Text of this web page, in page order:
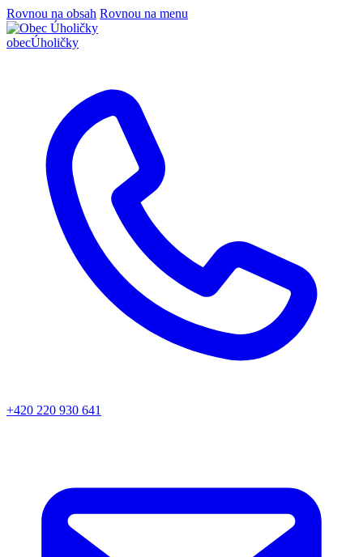
Rovnou na obsah Rovnou na menu
obecÚholičky
+420 220 930 641